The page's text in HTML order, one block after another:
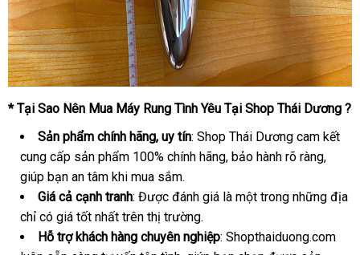
* Tại Sao Nên Mua Máy Rung Tình Yêu Tại Shop Thái Dương ?
Sản phẩm chính hãng, uy tín: Shop Thái Dương cam kết
cung cấp sản phẩm 100% chính hãng, bảo hành rõ ràng,
giúp bạn an tâm khi mua sắm.
Giá cả cạnh tranh: Được đánh giá là một trong những địa
chỉ có giá tốt nhất trên thị trường.
Hỗ trợ khách hàng chuyên nghiệp: Shopthaiduong.com